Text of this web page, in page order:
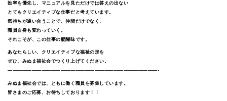
効率を優先し、マニュアルを見ただけでは答えの出ない
とてもクリエイティブな仕事だと考えています。
気持ちが通い合うことで、仲間だけでなく、
職員自身も変わっていく。
それこそが、この仕事の醍醐味です。
あなたらしい、クリエイティブな福祉の形を
ぜひ、みぬま福祉会でつくり上げてください。
———————————————————————————————-
みぬま福祉会では、ともに働く職員を募集しています。
皆さまのご応募、お待ちしております！！